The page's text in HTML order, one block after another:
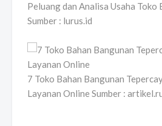
Peluang dan Analisa Usaha Toko
Sumber : lurus.id
7 Toko Bahan Bangunan
Layanan Online Sumber :